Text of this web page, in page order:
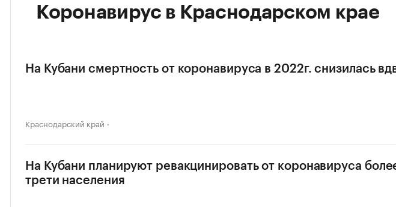
Коронавирус в Краснодарском крае
На Кубани смертность от коронавируса в 2022г. снизилась
Краснодарский край
На Кубани планируют ревакцинировать от коронавируса
трети населения